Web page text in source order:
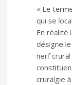
« Le
qui se
En réalité
désigne
nerf
cruralgie